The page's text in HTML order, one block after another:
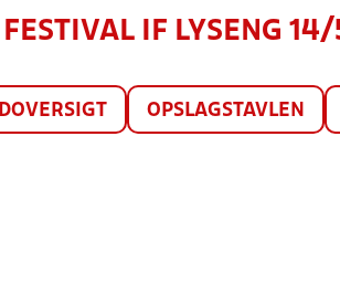
IF LYSENG
OPSLAGSTAVLEN